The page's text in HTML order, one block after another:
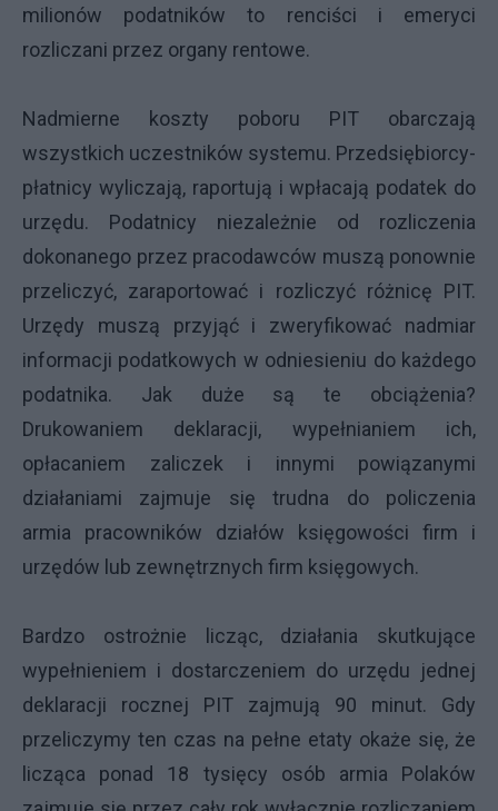
milionów podatników to renciści i emeryci
rozliczani przez organy rentowe.
Nadmierne koszty poboru PIT obarczają
wszystkich uczestników systemu. Przedsiębiorcy-
płatnicy wyliczają, raportują i wpłacają podatek do
urzędu. Podatnicy niezależnie od rozliczenia
dokonanego przez pracodawców muszą ponownie
przeliczyć, zaraportować i rozliczyć różnicę PIT.
Urzędy muszą przyjąć i zweryfikować nadmiar
informacji podatkowych w odniesieniu do każdego
podatnika. Jak duże są te obciążenia?
Drukowaniem deklaracji, wypełnianiem ich,
opłacaniem zaliczek i innymi powiązanymi
działaniami zajmuje się trudna do policzenia
armia pracowników działów księgowości firm i
urzędów lub zewnętrznych firm księgowych.
Bardzo ostrożnie licząc, działania skutkujące
wypełnieniem i dostarczeniem do urzędu jednej
deklaracji rocznej PIT zajmują 90 minut. Gdy
przeliczymy ten czas na pełne etaty okaże się, że
licząca ponad 18 tysięcy osób armia Polaków